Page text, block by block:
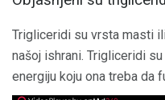
Trigliceridi su vrsta masti
našoj ishrani. Trigliceridi
energiju koju ona treba da